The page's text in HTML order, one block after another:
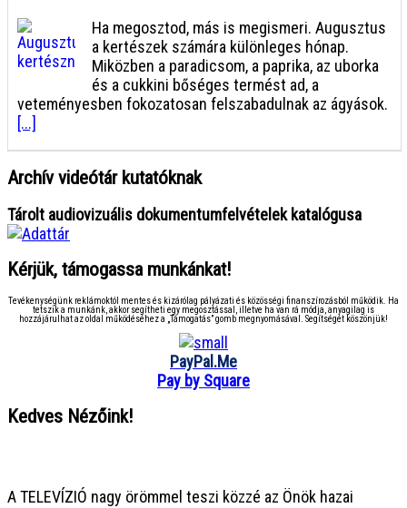
Ha megosztod, más is megismeri. Augusztus
a kertészek számára különleges hónap.
Miközben a paradicsom, a paprika, az uborka
és a cukkini bőséges termést ad, a
veteményesben fokozatosan felszabadulnak az ágyások.
[...]
Archív videótár kutatóknak
Tárolt audiovizuális dokumentumfelvételek katalógusa
Kérjük, támogassa munkánkat!
Tevékenységünk reklámoktól mentes és kizárólag pályázati és közösségi finanszírozásból működik. Ha
tetszik a munkánk, akkor segítheti egy megosztással, illetve ha van rá módja, anyagilag is
hozzájárulhat az oldal működéséhez a „Támogatás” gomb megnyomásával. Segítségét köszönjük!
PayPal.Me
Pay by Square
Kedves Nézőink!
A TELEVÍZIÓ nagy örömmel teszi közzé az Önök hazai